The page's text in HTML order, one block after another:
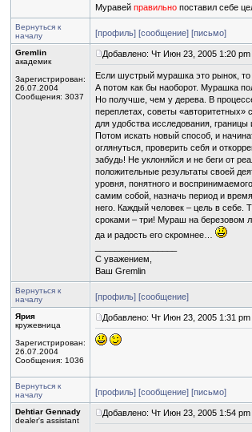
Муравей правильно поставил себе
Вернуться к
началу
[профиль] [сообщение] [письмо]
Gremlin
академик
Зарегистрирован:
26.07.2004
Сообщения: 3037
Добавлено: Чт Июн 23, 2005 1:20 pm
Если шустрый мурашка это рынок, то
А потом как бы наоборот. Мурашка
Но получше, чем у дерева. В
переплетах, советы «авторитетных»
для удобства исследования,
Потом искать новый способ, и
оглянуться, проверить себя и
забудь! Не уклоняйся и не беги от
положительные результаты своей
уровня, понятного и
самим собой, назначь период и
него. Каждый человек – цель в себе.
сроками – три! Мураш на березовом
да и радость его скромнее…
С уважением,
Ваш Gremlin
Вернуться к
началу
[профиль] [сообщение]
Ярия
кружевница
Зарегистрирован:
26.07.2004
Сообщения: 1036
Добавлено: Чт Июн 23, 2005 1:31 pm
Вернуться к
началу
[профиль] [сообщение] [письмо]
Dehtiar Gennady
dealer's assistant
Добавлено: Чт Июн 23, 2005 1:54 pm